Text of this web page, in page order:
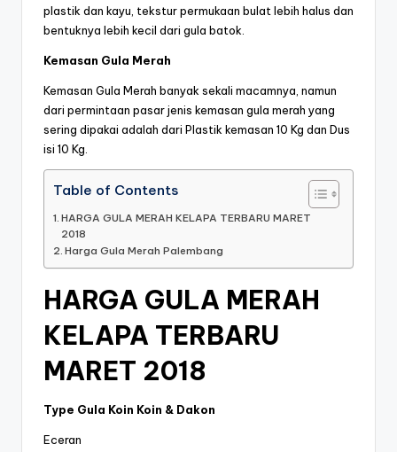
plastik dan kayu, tekstur permukaan bulat lebih halus dan
bentuknya lebih kecil dari gula batok.
Kemasan Gula Merah
Kemasan Gula Merah banyak sekali macamnya, namun
dari permintaan pasar jenis kemasan gula merah yang
sering dipakai adalah dari Plastik kemasan 10 Kg dan Dus
isi 10 Kg.
Table of Contents
HARGA GULA MERAH KELAPA TERBARU MARET
2018
Harga Gula Merah Palembang
HARGA GULA MERAH
KELAPA TERBARU
MARET 2018
Type Gula Koin Koin & Dakon
Eceran